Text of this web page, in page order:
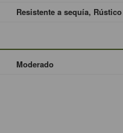
Resistente a sequía, Rústico
Moderado